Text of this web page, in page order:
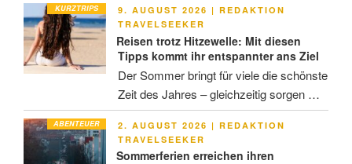
KURZTRIPS
VERÖFFENTLICHT
AM
9. AUGUST 2026 | REDAKTION
TRAVELSEEKER
Reisen trotz Hitzewelle: Mit diesen
Tipps kommt ihr entspannter ans Ziel
Der Sommer bringt für viele die schönste
Zeit des Jahres – gleichzeitig sorgen …
ABENTEUER
VERÖFFENTLICHT
AM
2. AUGUST 2026 | REDAKTION
TRAVELSEEKER
Sommerferien erreichen ihren